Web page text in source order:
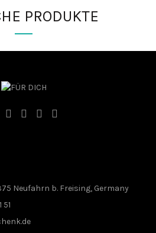
PRODUKTE
Neufahrn b. Freising, Germany